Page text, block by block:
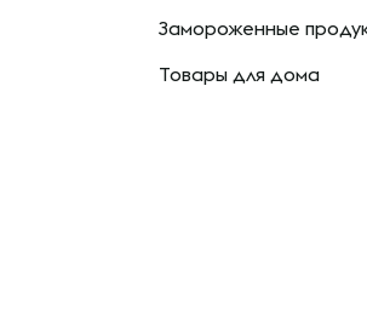
Замороженные
Товары для дома